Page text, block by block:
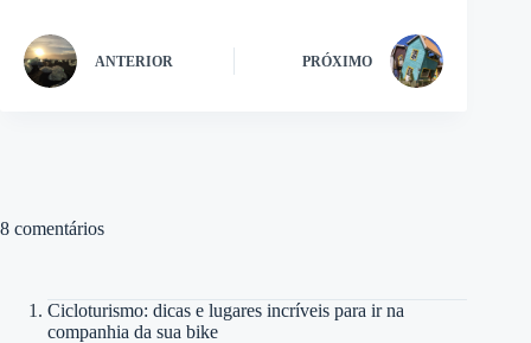
ANTERIOR PRÓXIMO
8 comentários
Cicloturismo: dicas e lugares incríveis para ir na
companhia da sua bike